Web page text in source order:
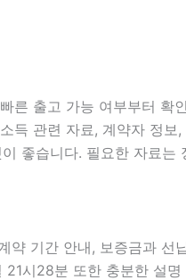
출고 가능 여부부터
관련 자료, 계약자 정
좋습니다. 필요한 자료
기간 안내, 보증금과
시28분 또한 충분한 설